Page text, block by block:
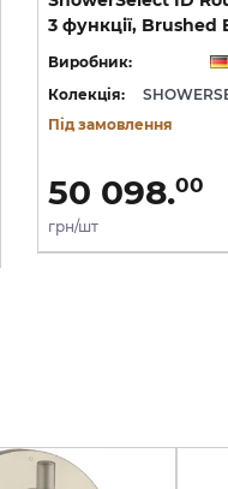
Виробник:
Колекція:
Під замовлення
50 098.00
грн/шт